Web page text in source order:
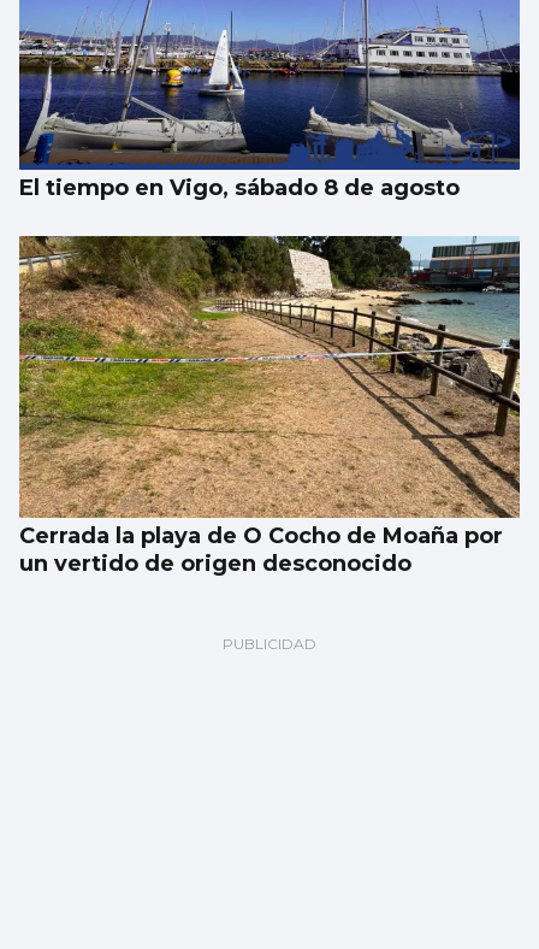
El tiempo en Vigo, sábado 8 de agosto
Cerrada la playa de O Cocho de Moaña por
un vertido de origen desconocido